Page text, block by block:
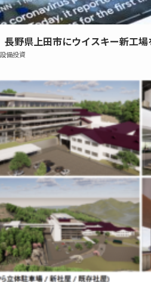
長野県上田市にウイスキー新工場
備投資